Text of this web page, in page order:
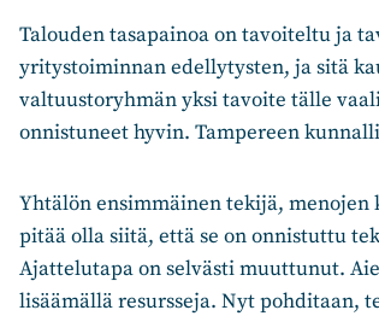
Talouden tasapainoa on tavoiteltu ja
yritystoiminnan edellytysten, ja sitä
valtuustoryhmän yksi tavoite tälle
onnistuneet hyvin. Tampereen
Yhtälön ensimmäinen tekijä,
pitää olla siitä, että se on onnistuttu
Ajattelutapa on selvästi muuttunut.
lisäämällä resursseja. Nyt pohditaan,